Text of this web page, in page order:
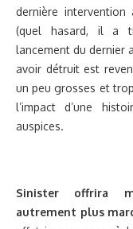
dernière
(quel hasard, il a
lancement du dernier
avoir détruit est
un peu grosses et
l’impact d’une
auspices.
Sinister offrira
autrement plus